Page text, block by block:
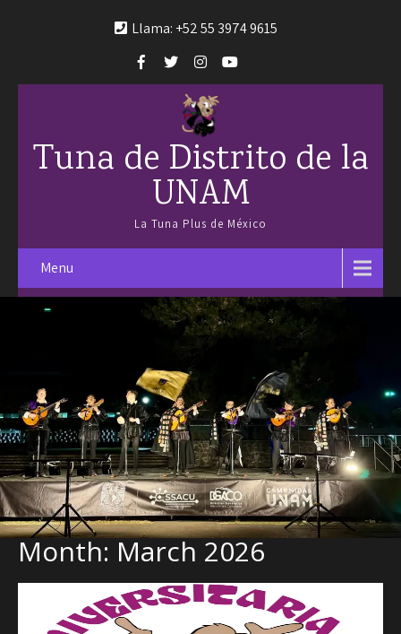
Llama: +52 55 3974 9615
Tuna de Distrito de la
UNAM
La Tuna Plus de México
Menu
Month: March 2026